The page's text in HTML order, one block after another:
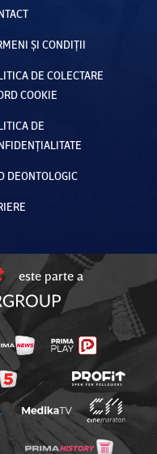
ȘI CONDIȚII
DE COLECTARE
COOKIE
DE
DEONTOLOGIC
este parte a